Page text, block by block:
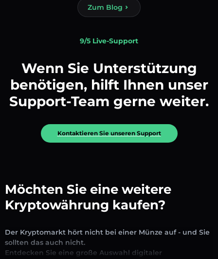
Zum Blog
9/5 Live-Support
Wenn Sie Unterstützung
benötigen, hilft Ihnen unser
Support-Team gerne weiter.
Kontaktieren Sie unseren Support
Möchten Sie eine weitere
Kryptowährung kaufen?
Der Kryptomarkt hört nicht bei einer Münze auf - und Sie
sollten das auch nicht.
Entdecken Sie eine große Auswahl digitaler